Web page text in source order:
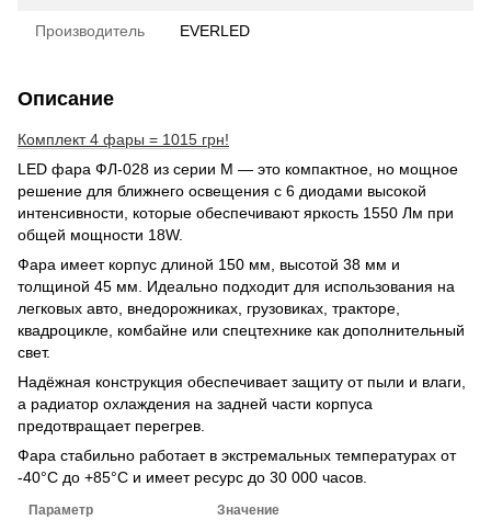
Производитель EVERLED
Описание
Комплект 4 фары = 1015 грн!
LED фара ФЛ-028 из серии M — это компактное, но мощное
решение для ближнего освещения с 6 диодами высокой
интенсивности, которые обеспечивают яркость 1550 Лм при
общей мощности 18W.
Фара имеет корпус длиной 150 мм, высотой 38 мм и
толщиной 45 мм. Идеально подходит для использования на
легковых авто, внедорожниках, грузовиках, тракторе,
квадроцикле, комбайне или спецтехнике как дополнительный
свет.
Надёжная конструкция обеспечивает защиту от пыли и влаги,
а радиатор охлаждения на задней части корпуса
предотвращает перегрев.
Фара стабильно работает в экстремальных температурах от
-40°C до +85°C и имеет ресурс до 30 000 часов.
Параметр Значение